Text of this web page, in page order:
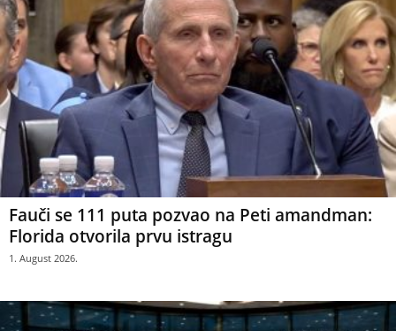
Fauči se 111 puta pozvao na Peti amandman:
Florida otvorila prvu istragu
1. August 2026.